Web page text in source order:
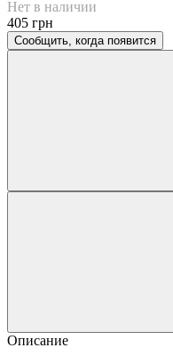
Нет в наличии
405 грн
Сообщить, когда появится
Описание